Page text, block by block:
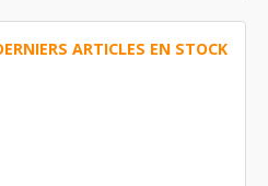
ARTICLES EN STOCK